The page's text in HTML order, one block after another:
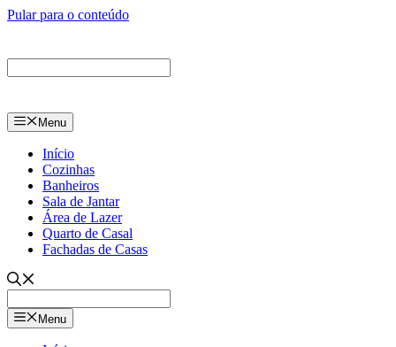
Pular para o conteúdo
Menu
Início
Cozinhas
Banheiros
Sala de Jantar
Área de Lazer
Quarto de Casal
Fachadas de Casas
Menu